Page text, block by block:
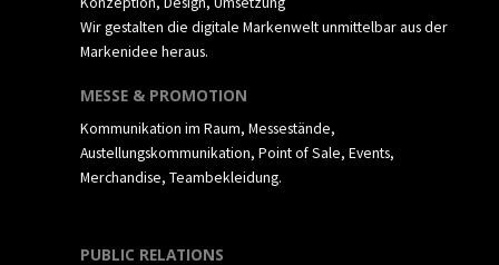
Wir gestalten die digitale Markenwelt unmittelbar aus der
Markenidee heraus.
MESSE & PROMOTION
Kommunikation im Raum, Messestände,
Austellungskommunikation, Point of Sale, Events,
Merchandise, Teambekleidung.
PUBLIC RELATIONS